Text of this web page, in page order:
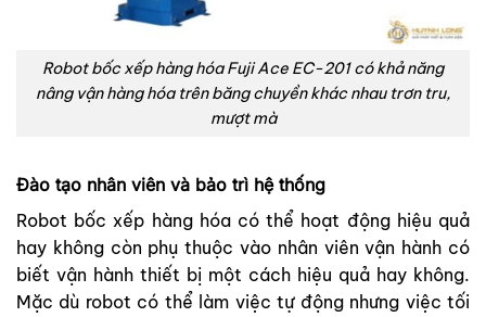
Robot bốc xếp hàng hóa Fuji Ace EC-201 có khả năng
nâng vận hàng hóa trên băng chuyền khác nhau trơn tru,
mượt mà
Đào tạo nhân viên và bảo trì hệ thống
Robot bốc xếp hàng hóa có thể hoạt động hiệu quả
hay không còn phụ thuộc vào nhân viên vận hành có
biết vận hành thiết bị một cách hiệu quả hay không.
Mặc dù robot có thể làm việc tự động nhưng việc tối